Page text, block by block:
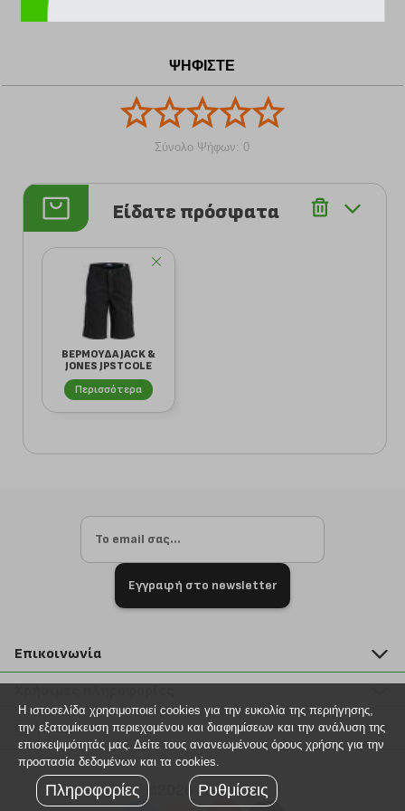
ΨΗΦΙΣΤΕ
Σύνολο Ψήφων: 0
Είδατε πρόσφατα
ΒΕΡΜΟΥΔΑ JACK &
JONES JPSTCOLE
MATTY CARGO 12...
Περισσότερα
Εγγραφή στο newsletter
Επικοινωνία
211 2000 700
info@plus4u.gr
Η εταιρία
Σημεία παραλαβής
Ευκαιρίες καριέρας
Όροι χρήσης
Βοήθεια
Εξέλιξη παραγγελίας
Τρόποι παραγγελίας©2026 Plus4u.gr
Η ιστοσελίδα χρησιμοποιεί cookies για την ευκολία της περιήγησης,
την εξατομίκευση περιεχομένου και διαφημίσεων και την ανάλυση της
επισκεψιμότητάς μας. Δείτε τους ανανεωμένους όρους χρήσης για την
προστασία δεδομένων και τα cookies.
Πληροφορίες Ρυθμίσεις